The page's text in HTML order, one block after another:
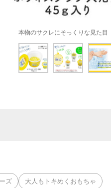
本物のサクレにそっくりな見た目
ズ 大人もトキめくおもちゃ